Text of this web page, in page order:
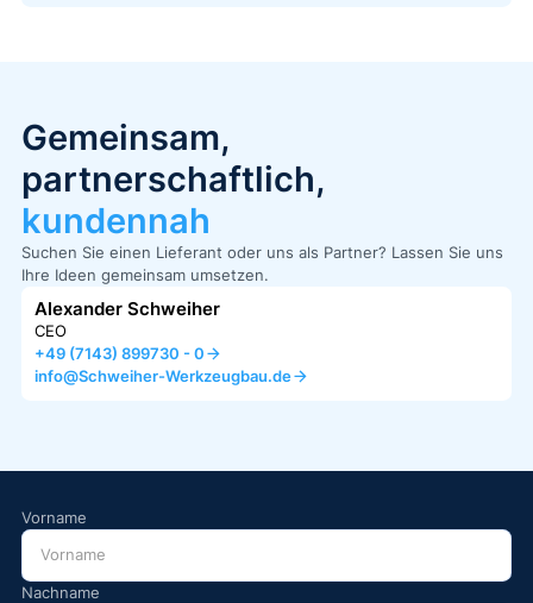
Gemeinsam,
partnerschaftlich,
kundennah
Suchen Sie einen Lieferant oder uns als Partner? Lassen Sie uns
Ihre Ideen gemeinsam umsetzen.
Alexander Schweiher
CEO
+49 (7143) 899730 - 0
info@Schweiher-Werkzeugbau.de
Vorname
Nachname